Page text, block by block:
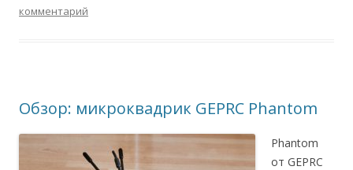
комментарий
Обзор: микроквадрик GEPRC Phantom
Phantom
от GEPRC